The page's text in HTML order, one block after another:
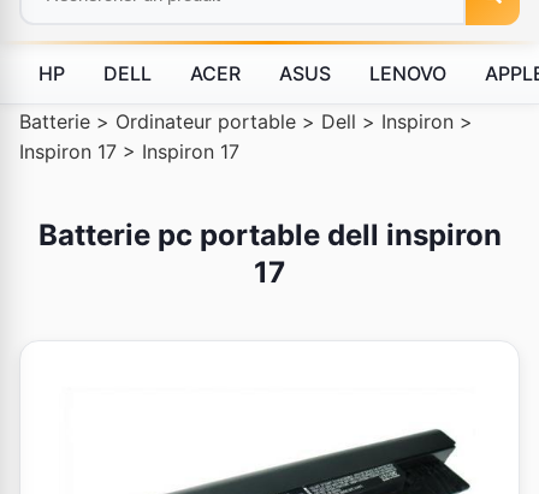
HP DELL ACER ASUS LENOVO
Batterie > Ordinateur portable > Dell > Inspiron >
Inspiron 17 > Inspiron 17
Batterie pc portable dell inspiron
17